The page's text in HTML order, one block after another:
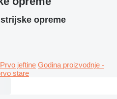
opreme
Prvo jeftine Godina proizvodnje -
stare